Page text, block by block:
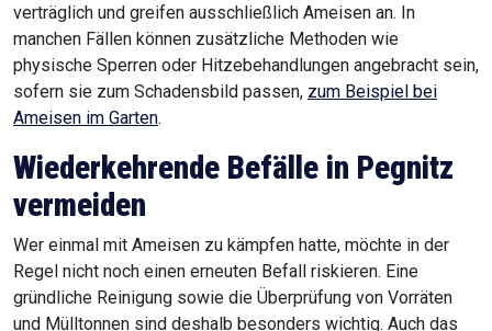
verträglich und greifen ausschließlich Ameisen an. In
manchen Fällen können zusätzliche Methoden wie
physische Sperren oder Hitzebehandlungen angebracht sein,
sofern sie zum Schadensbild passen, zum Beispiel bei
Ameisen im Garten.
Wiederkehrende Befälle in Pegnitz
vermeiden
Wer einmal mit Ameisen zu kämpfen hatte, möchte in der
Regel nicht noch einen erneuten Befall riskieren. Eine
gründliche Reinigung sowie die Überprüfung von Vorräten
und Mülltonnen sind deshalb besonders wichtig. Auch das